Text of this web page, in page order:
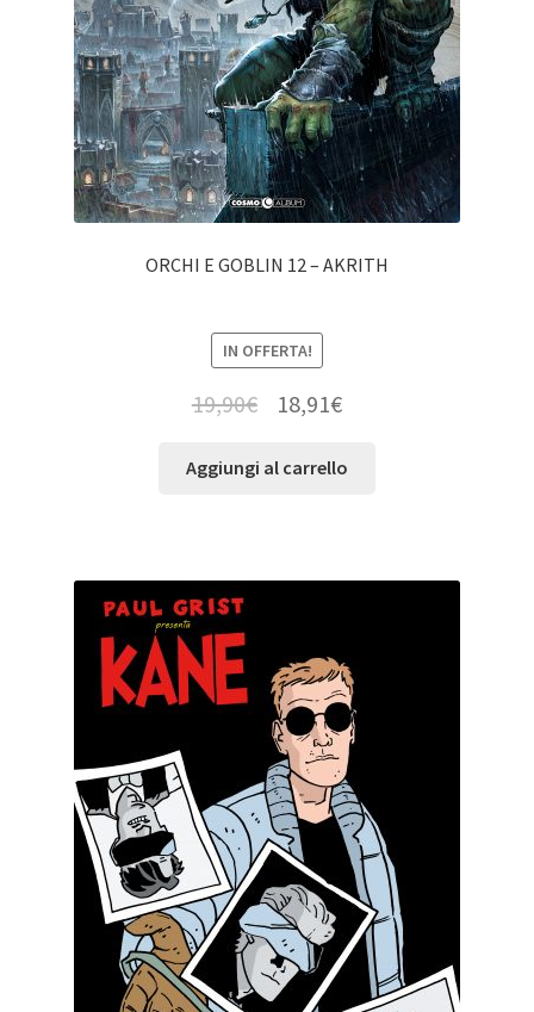
ORCHI E GOBLIN 12 – AKRITH
IN OFFERTA!
19,90€ 18,91€
Aggiungi al carrello